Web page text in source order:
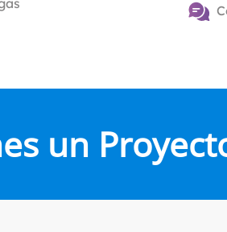
un